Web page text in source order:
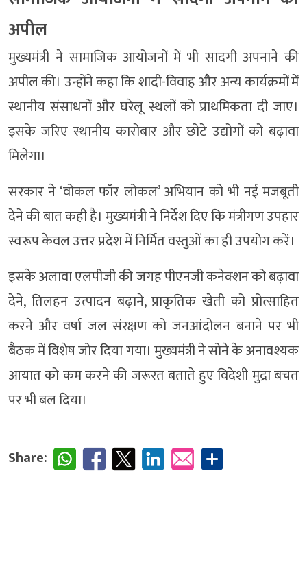
अपील
मुख्यमंत्री ने सामाजिक आयोजनों में भी सादगी अपनाने की
अपील की। उन्होंने कहा कि शादी-विवाह और अन्य कार्यक्रमों में
स्थानीय संसाधनों और घरेलू स्थलों को प्राथमिकता दी जाए।
इसके जरिए स्थानीय कारोबार और छोटे उद्योगों को बढ़ावा
मिलेगा।
सरकार ने ‘वोकल फॉर लोकल’ अभियान को भी नई मजबूती
देने की बात कही है। मुख्यमंत्री ने निर्देश दिए कि मंत्रीगण उपहार
स्वरूप केवल उत्तर प्रदेश में निर्मित वस्तुओं का ही उपयोग करें।
इसके अलावा एलपीजी की जगह पीएनजी कनेक्शन को बढ़ावा
देने, तिलहन उत्पादन बढ़ाने, प्राकृतिक खेती को प्रोत्साहित
करने और वर्षा जल संरक्षण को जनआंदोलन बनाने पर भी
बैठक में विशेष जोर दिया गया। मुख्यमंत्री ने सोने के अनावश्यक
आयात को कम करने की जरूरत बताते हुए विदेशी मुद्रा बचत
पर भी बल दिया।
Share: